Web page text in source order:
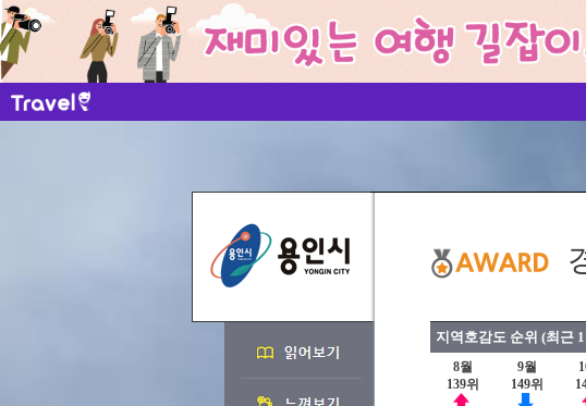
지역호감도 순위 (최근
8월
139위
9월
149위